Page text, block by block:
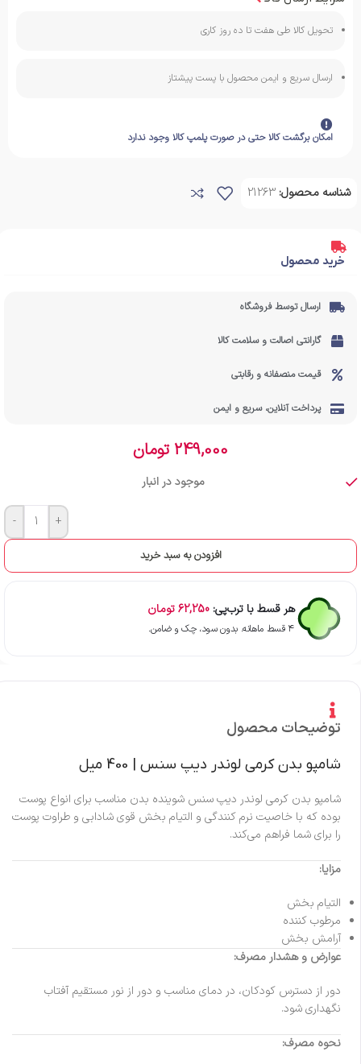
تحویل کالا طی هفت تا ده روز کاری
ارسال سریع و ایمن محصول با پست پیشتاز
امکان برگشت کالا حتی در صورت پلمپ کالا وجود ندارد
شناسه محصول: 21263
خرید محصول
ارسال توسط فروشگاه
گارانتی اصالت و سلامت کالا
قیمت منصفانه و رقابتی
پرداخت آنلاین، سریع و ایمن
249,000 تومان
موجود در انبار
- +
افزودن به سبد خرید
هر قسط با ترب‌پی: 62,250تومان
۴ قسط ماهانه. بدون سود، چک و ضامن.
توضیحات محصول
شامپو بدن کرمی لوندر دیپ سنس | 400 میل
شامپو بدن کرمی لوندر دیپ سنس شوینده بدن مناسب برای انواع پوست
بوده که با خاصیت نرم کنندگی و التیام بخش قوی شادابی و طراوت پوست
را برای شما فراهم می‌کند.
مزایا:
التیام بخش
مرطوب کننده
آرامش بخش
عوارض و هشدار مصرف:
دور از دسترس کودکان، در دمای مناسب و دور از نور مستقیم آفتاب
نگهداری شود.
نحوه مصرف: